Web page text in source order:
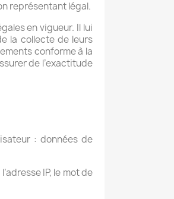
représentant légal.
en vigueur. Il lui
la collecte de leurs
conforme à la
de l’exactitude
: données de
IP, le mot de